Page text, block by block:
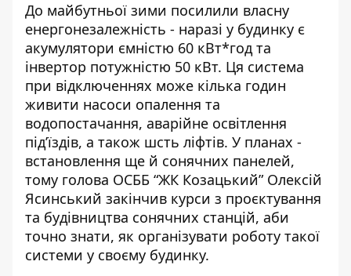
До майбутньої зими посилили власну
енергонезалежність - наразі у будинку є
акумулятори ємністю 60 кВт*год та
інвертор потужністю 50 кВт. Ця система
при відключеннях може кілька годин
живити насоси опалення та
водопостачання, аварійне освітлення
під’їздів, а також шсть ліфтів. У планах -
встановлення ще й сонячних панелей,
тому голова ОСББ “ЖК Козацький” Олексій
Ясинський закінчив курси з проєктування
та будівництва сонячних станцій, аби
точно знати, як організувати роботу такої
системи у своєму будинку.